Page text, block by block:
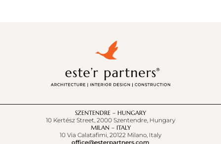
SZENTENDRE – HUNGARY
10 Kertész Street, 2000 Szentendre, Hungary
MILAN – ITALY
10 Via Calatafimi, 20122 Milano, Italy
office@esterpartners.com